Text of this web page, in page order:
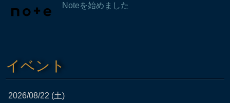
Noteを始めました
イベント
2026/08/22 (土)